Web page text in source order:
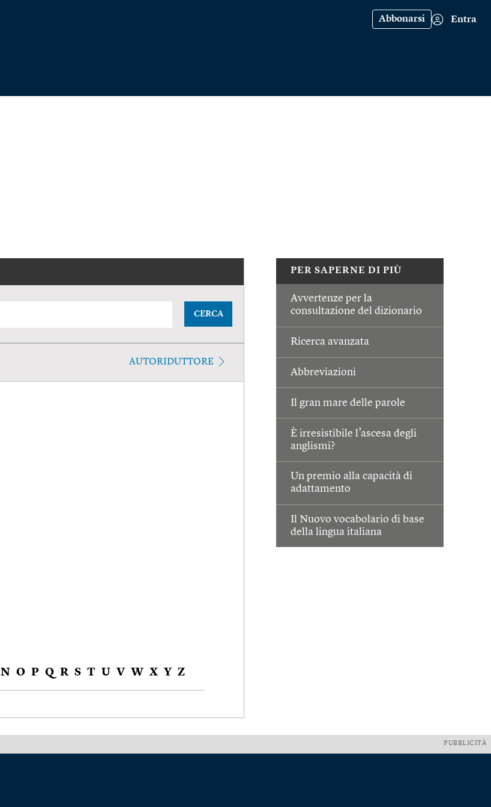
Abbonarsi Entra
PER SAPERNE DI PIÙ
Avvertenze per la
consultazione del dizionario
Ricerca avanzata
Abbreviazioni
Il gran mare delle parole
È irresistibile l’ascesa degli
anglismi?
Un premio alla capacità di
adattamento
Il Nuovo vocabolario di base
della lingua italiana
CERCA
AUTORIDUTTORE
N O P Q R S T U V W X Y Z
PUBBLICITÀ